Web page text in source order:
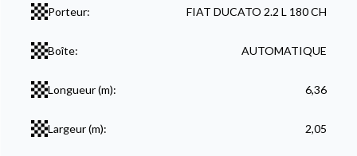
Porteur: FIAT DUCATO 2.2 L 180 CH
Boîte: AUTOMATIQUE
Longueur (m): 6,36
Largeur (m): 2,05